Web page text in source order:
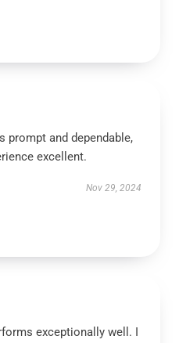
prompt and dependable,
excellent.
Nov 29, 2024
exceptionally well. I